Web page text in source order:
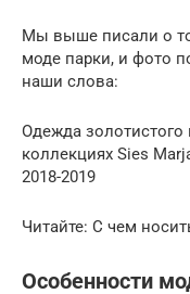
Мы выше писали о
моде парки, и фото
наши слова:
Одежда золотистого
коллекциях Sies
2018-2019
Читайте: С чем
Особенности